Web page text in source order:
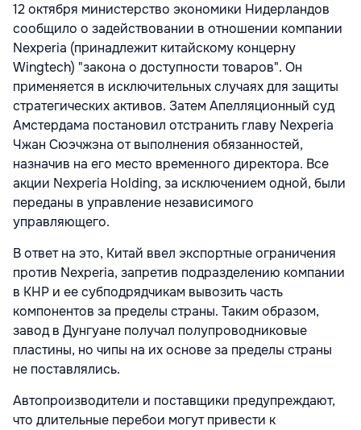
12 октября министерство экономики Нидерландов
сообщило о задействовании в отношении компании
Nexperia (принадлежит китайскому концерну
Wingtech) "закона о доступности товаров". Он
применяется в исключительных случаях для защиты
стратегических активов. Затем Апелляционный суд
Амстердама постановил отстранить главу Nexperia
Чжан Сюэчжэна от выполнения обязанностей,
назначив на его место временного директора. Все
акции Nexperia Holding, за исключением одной, были
переданы в управление независимого
управляющего.
В ответ на это, Китай ввел экспортные ограничения
против Nexperia, запретив подразделению компании
в КНР и ее субподрядчикам вывозить часть
компонентов за пределы страны. Таким образом,
завод в Дунгуане получал полупроводниковые
пластины, но чипы на их основе за пределы страны
не поставлялись.
Автопроизводители и поставщики предупреждают,
что длительные перебои могут привести к